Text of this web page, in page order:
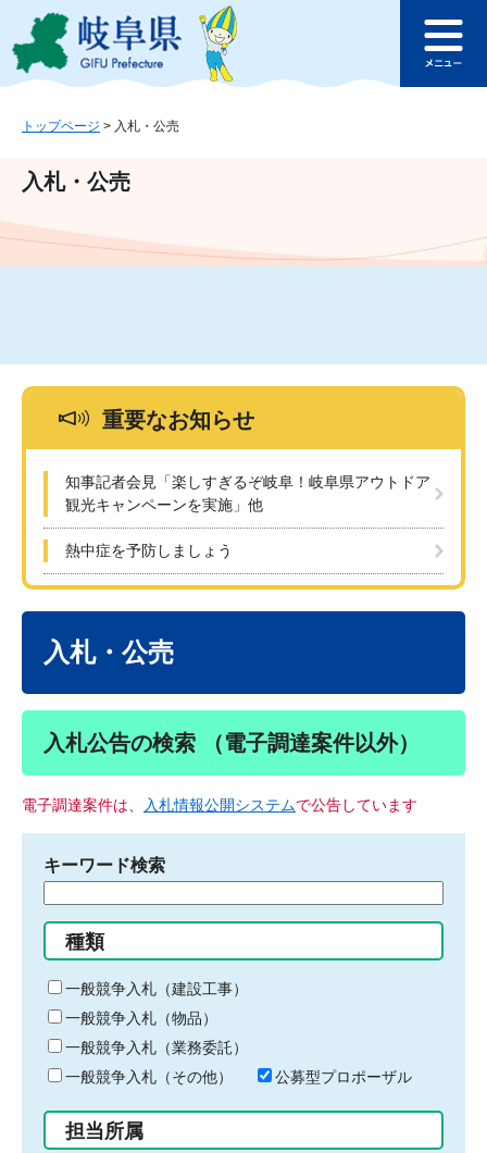
ジ
ュ
文
このページの本文へ
ュ
トップページ > 入札・公売
入札・公売
重要なお知らせ
知事記者会見「楽しすぎるぞ岐阜！岐阜県アウトドア
観光キャンペーンを実施」他
熱中症を予防しましょう
入札・公売
入札公告の検索 （電子調達案件以外）
電子調達案件は、 入札情報公開システムで公告しています
キーワード検索
る
キ
ー
ワ
ー
ド
入
力
種類
一般競争入札（建設工事）
一般競争入札（物品）
一般競争入札（業務委託）
一般競争入札（その他）
公募型プロポーザル
担当所属